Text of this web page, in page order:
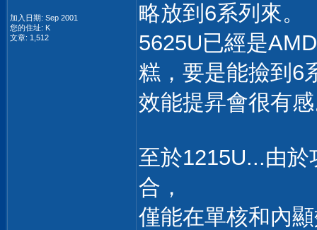
加入日期: Sep 2001
您的住址: K
文章: 1,512
略放到6系列來。
5625U已經是
糕，要是能撿到6
效能提昇會很有
至於1215U...由
合，
僅能在單核和內